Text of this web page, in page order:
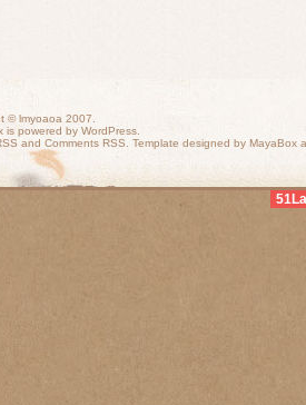
©lmyoaoa 2007.
is powered by WordPress.
and Comments RSS . Template designed by MayaBox
51La